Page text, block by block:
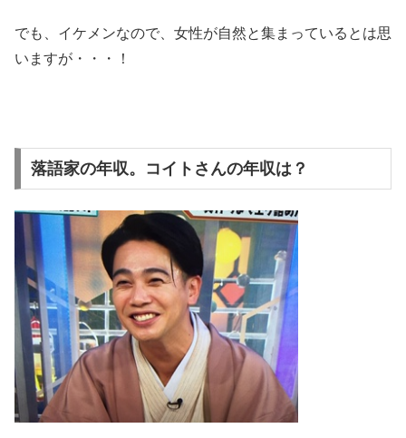
でも、イケメンなので、女性が自然と集まっているとは思
いますが・・・！
落語家の年収。コイトさんの年収は？